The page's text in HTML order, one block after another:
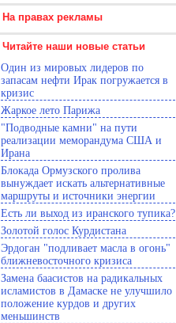
На правах рекламы
Читайте наши новые статьи
Один из мировых лидеров по
запасам нефти Ирак погружается в
кризис
Жаркое лето Парижа
"Подводные камни" на пути
реализации меморандума США и
Ирана
Блокада Ормузского пролива
вынуждает искать альтернативные
маршруты и источники энергии
Есть ли выход из иранского тупика?
Золотой голос Курдистана
Эрдоган "подливает масла в огонь"
ближневосточного кризиса
Замена баасистов на радикальных
исламистов в Дамаске не улучшило
положение курдов и других
меньшинств